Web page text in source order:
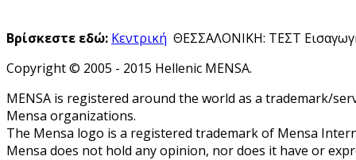
Βρίσκεστε εδώ: Κεντρική ΘΕΣΣΑΛΟΝΙΚΗ: ΤΕΣΤ
Copyright © 2005 - 2015 Hellenic MENSA.
MENSA is registered around the world as a trademark/
Mensa organizations.
The Mensa logo is a registered trademark of Mensa
Mensa does not hold any opinion, nor does it have or